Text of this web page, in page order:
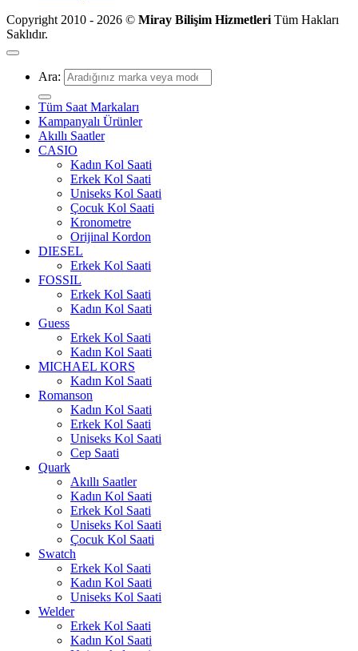
Copyright 2010 - 2026 © Miray Bilişim Hizmetleri Tüm Hakları
Saklıdır.
Ara:
Tüm Saat Markaları
Kampanyalı Ürünler
Akıllı Saatler
CASIO
Kadın Kol Saati
Erkek Kol Saati
Uniseks Kol Saati
Çocuk Kol Saati
Kronometre
Orijinal Kordon
DIESEL
Erkek Kol Saati
FOSSIL
Erkek Kol Saati
Kadın Kol Saati
Guess
Erkek Kol Saati
Kadın Kol Saati
MICHAEL KORS
Kadın Kol Saati
Romanson
Kadın Kol Saati
Erkek Kol Saati
Uniseks Kol Saati
Cep Saati
Quark
Akıllı Saatler
Kadın Kol Saati
Erkek Kol Saati
Uniseks Kol Saati
Çocuk Kol Saati
Swatch
Erkek Kol Saati
Kadın Kol Saati
Uniseks Kol Saati
Welder
Erkek Kol Saati
Kadın Kol Saati